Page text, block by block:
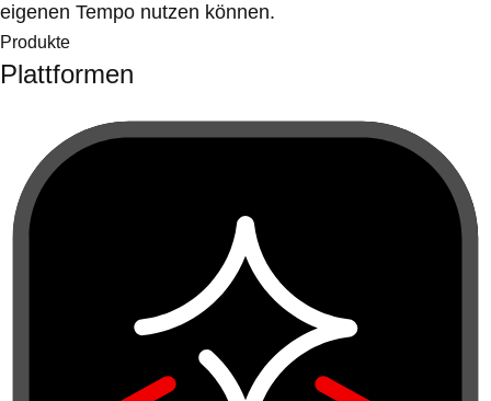
eigenen Tempo nutzen können.
Produkte
Plattformen